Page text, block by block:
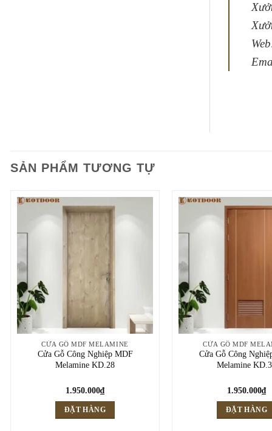
SẢN PHẨM TƯƠNG TỰ
CỬA GỖ MDF MELAMINE
Cửa Gỗ Công Nghiệp MDF
Melamine KD.28
1.950.000₫
ĐẶT HÀNG
CỬA GỖ MDF
Cửa Gỗ Công
Melamine
1.950.000₫
ĐẶT HÀNG